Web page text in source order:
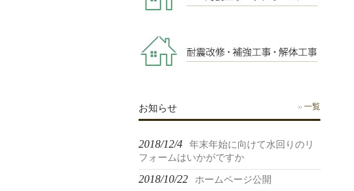
お知らせ 一覧
2018/12/4
年末年始に向けて水回りのリ
フォームはいかがですか
2018/10/22 ホームページ公開